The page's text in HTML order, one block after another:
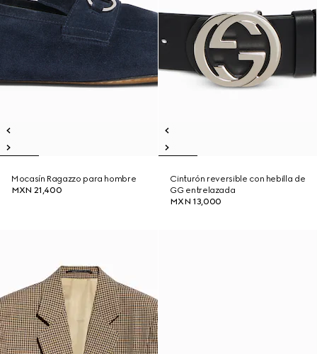
Mocasín Ragazzo para hombre
MXN 21,400
Cinturón reversible con hebilla de
GG entrelazada
MXN 13,000